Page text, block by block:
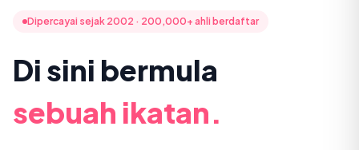
Dipercayai sejak 2002 · 200,000+ ahli berdaftar
Di sini bermula
sebuah ikatan.